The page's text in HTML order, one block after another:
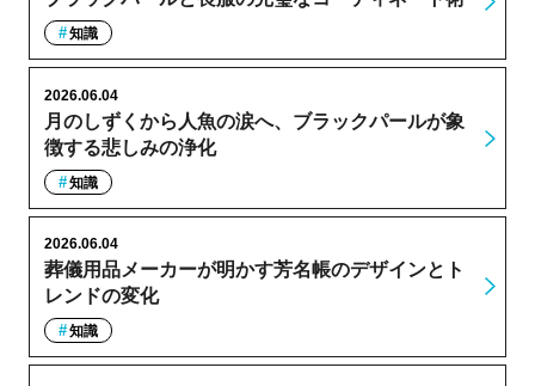
知識
月のしずくから人魚の涙へ、ブラックパールが象
徴する悲しみの浄化
2026.06.04
知識
葬儀用品メーカーが明かす芳名帳のデザインとト
レンドの変化
2026.06.04
知識